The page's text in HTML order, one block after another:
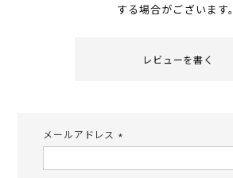
する場合がございます。
レビューを書く
メールアドレス
須)